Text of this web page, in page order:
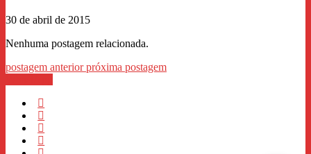
30 de abril de 2015
Nenhuma postagem relacionada.
postagem anteriorpróxima postagem